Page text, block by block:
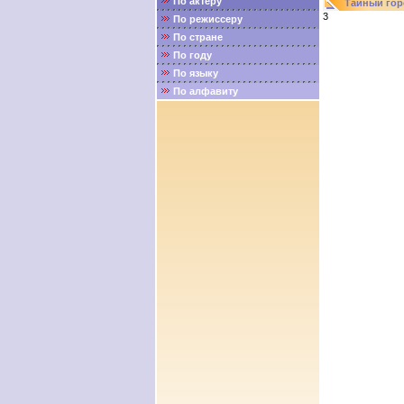
По режиссеру
По стране
По году
По языку
По алфавиту
Тайный
3